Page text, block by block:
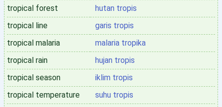
tropical forest
hutan tropis
tropical line
garis tropis
tropical malaria
malaria tropika
tropical rain
hujan tropis
tropical season
iklim tropis
tropical temperature
suhu tropis